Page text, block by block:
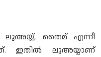
ലുഅയ്യ്, തൈമ് എന്നീ
ഇതില്‍ ലുഅയ്യാണ്